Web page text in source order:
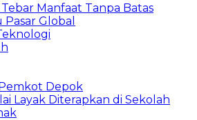
Manfaat Tanpa Batas
Global
Depok
Layak Diterapkan di Sekolah